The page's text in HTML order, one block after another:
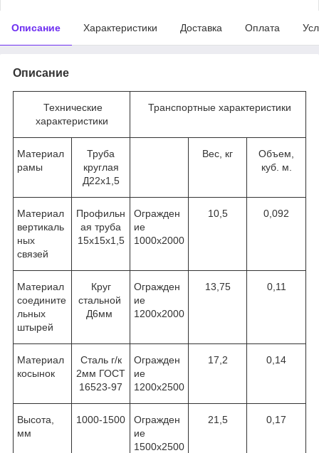
Описание Характеристики Доставка Оплата
Описание
Технические
характеристики
Транспортные характеристики
Материал
рамы
Труба
круглая
Д22х1,5
Вес, кг
Объем,
куб. м.
Материал
вертикаль
ных
связей
Профильн
ая труба
15х15х1,5
Огражден
ие
1000х2000
10,5 0,092
Материал
соедините
льных
штырей
Круг
стальной
Д6мм
Огражден
ие
1200х2000
13,75 0,11
Материал
косынок
Сталь г/к
2мм ГОСТ
16523-97
Огражден
ие
1200х2500
17,2 0,14
Высота,
мм
1000-1500
Огражден
ие
1500х2500
21,5 0,17